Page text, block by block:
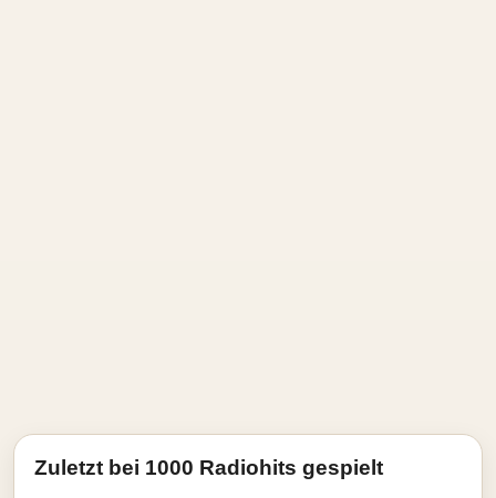
Zuletzt bei 1000 Radiohits gespielt